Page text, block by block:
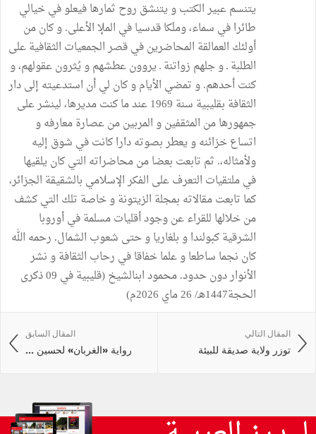
يتنسم عبير الكتب و يتنشق روح ثمارها فيعلو في خيالي
طائرا في سماء، وملَكا قدسيا في الملإ الأعلى. و كان من
أولئك العمالقة المحاضرين في قصر الجمعيات الثقافية على
الطلبة ـ و جلهم زواتنة ـ يروون عطشهم و يُثرون عقولهم، و
كنت أحدهم. و تمضي الأيام و كان لي أن استدعيته إلى دار
الثقافة بقليبية سنة 1969 عند ما كنت مديرها، لينشر على
جمهورها من المثقفين و المربين من عصارة معارفه و
اتساع خزائنه و يعطر بصوته دارا كانت في شوق إليه
ولأمثاله،. ثم تابعت بعضا من محاضراته التي كان يلقيها
في ملتقيات التعرف على الفكر الإسلامي بالشقيقة الجزائر،
كما تابعت مقالاته بمجلة الزيتونة و خاصة تلك التي كشف
من خلالها للقراء عن وجود أقليات مسلمة في أوروبا
الشرقية كبولندا و بلغاريا و حتى شعوب الشمال. رحمه الله
كان نجما ساطعا و علما خفاقا في رحاب الثقافة و نشر
الأنوار دون حدود. محمود ابنالشيخ (قليبية في 09 ذكرى
الحجة1447هـ/ 26 ماي 2026م)
المقال السابق
رواية «الغربان» لحسين ...
المقال التالي
توزر ولاية صديقة للبيئة